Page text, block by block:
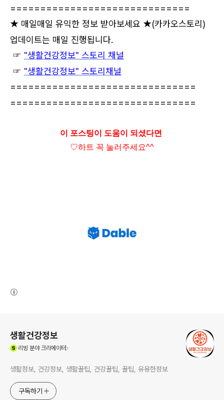
==============================
★ 매일매일 유익한 정보 받아보세요 ★(카카오스토리)
업데이트는 매일 진행됩니다.
☞ "생활건강정보" 스토리 채널
☞ "생활건강정보" 스토리채널
===============================
===============================
이 포스팅이 도움이 되셨다면
♡하트 꼭 눌러주세요^^
생활건강정보
리빙 분야 크리에이터
생활정보, 건강정보, 생활꿀팁, 건강꿀팁, 꿀팁, 유용한정보
구독하기